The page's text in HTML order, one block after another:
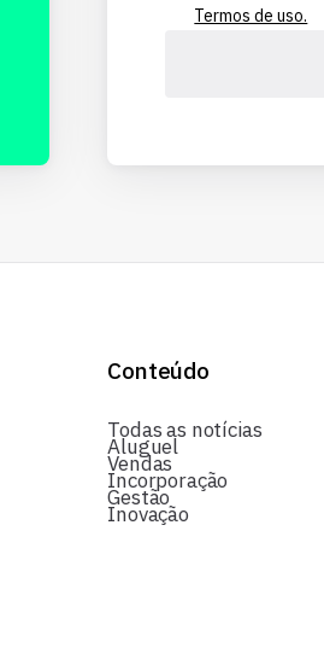
Termos de uso.
Conteúdo
Todas as notícias
Aluguel
Vendas
Incorporação
Gestão
Inovação